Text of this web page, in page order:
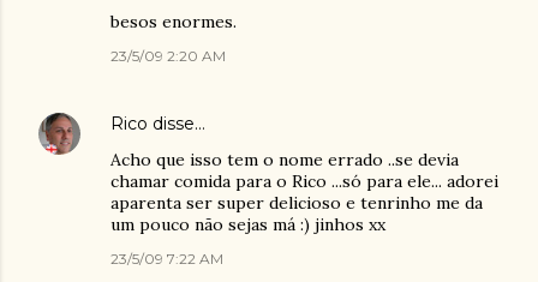
besos enormes.
23/5/09 2:20 AM
Rico disse…
Acho que isso tem o nome errado ..se devia
chamar comida para o Rico ...só para ele... adorei
aparenta ser super delicioso e tenrinho me da
um pouco não sejas má :) jinhos xx
23/5/09 7:22 AM